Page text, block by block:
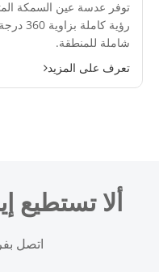
توفر عدسة عين السمكة
رؤية
شاملة للمنطقة.
تعرف على المزيد
ألا تستطيع
اتصل